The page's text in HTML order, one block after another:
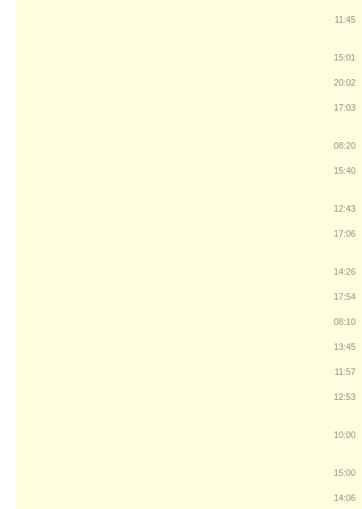
11:45
15:01
20:02
17:03
08:20
15:40
12:43
17:06
14:26
17:54
08:10
13:45
11:57
12:53
10:00
15:00
14:06